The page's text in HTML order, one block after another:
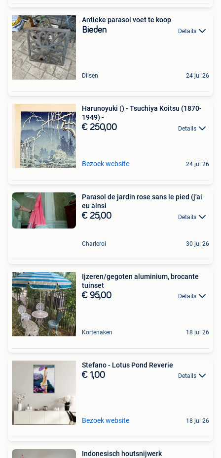
Antieke parasol voet te koop
Bieden Details
Dilsen 24 jul 26
Harunoyuki () - Tsuchiya Koitsu (1870-
1949) -
€ 250,00 Details
Bezoek website 24 jul 26
Parasol de jardin rose sans le pied (j'ai
eu ainsi
€ 25,00 Details
Charleroi 30 jul 26
Ijzeren/gegoten aluminium, brocante
tuinset
€ 95,00 Details
Kortenaken 18 jul 26
Stefano - Lotus Pond Reverie
€ 1,00 Details
Bezoek website 18 jul 26
Indonesisch houtsnijwerk